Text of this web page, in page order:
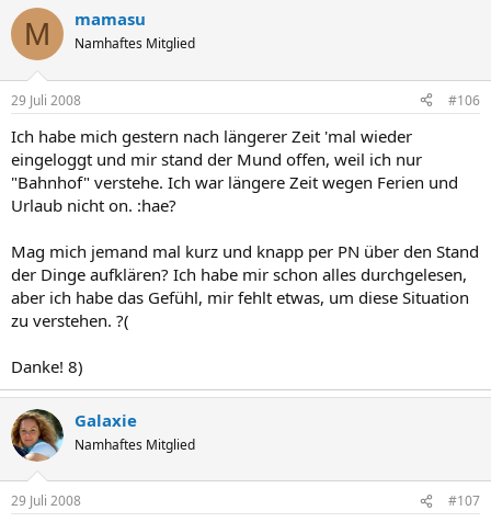
M mamasu
Namhaftes Mitglied
29 Juli 2008 #106
Ich habe mich gestern nach längerer Zeit 'mal wieder
eingeloggt und mir stand der Mund offen, weil ich nur
"Bahnhof" verstehe. Ich war längere Zeit wegen Ferien und
Urlaub nicht on. :hae?
Mag mich jemand mal kurz und knapp per PN über den Stand
der Dinge aufklären? Ich habe mir schon alles durchgelesen,
aber ich habe das Gefühl, mir fehlt etwas, um diese Situation
zu verstehen. ?(
Danke! 8)
Galaxie
Namhaftes Mitglied
29 Juli 2008 #107